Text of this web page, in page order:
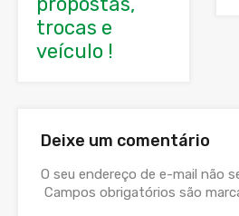
trocas e
veículo !
Deixe um comentário
O seu endereço de e-mail não
Campos obrigatórios são